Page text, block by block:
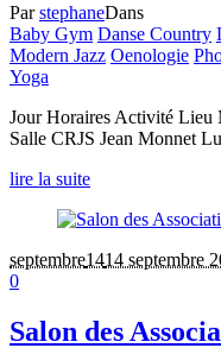
ParstephaneDans
Baby Gym Danse Country
Modern Jazz Oenologie
Yoga
Jour Horaires Activité Lieu
Salle CRJS Jean Monnet
lire la suite
septembre1414 septembre
0
Salon des